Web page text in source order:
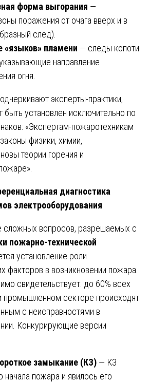
форма выгорания —
поражения от очага вверх и в
след).
«языков» пламени — следы копоти
направление
огня.
эксперты-практики,
установлен исключительно по
«Экспертам-пожаротехникам
физики, химии,
теории горения и
диагностика
электрооборудования
сложных вопросов, разрешаемых с
пожарно-технической
установление роли
факторов в возникновении пожара.
свидетельствует: до 60% всех
секторе происходят
с неисправностями в
Конкурирующие версии
замыкание (КЗ) — КЗ
начала пожара и явилось его